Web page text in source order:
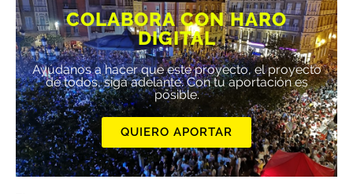
COLABORA CON HARO
DIGITAL
Ayúdanos a hacer que este proyecto, el proyecto
de todos, siga adelante. Con tu aportación es
posible.
QUIERO APORTAR